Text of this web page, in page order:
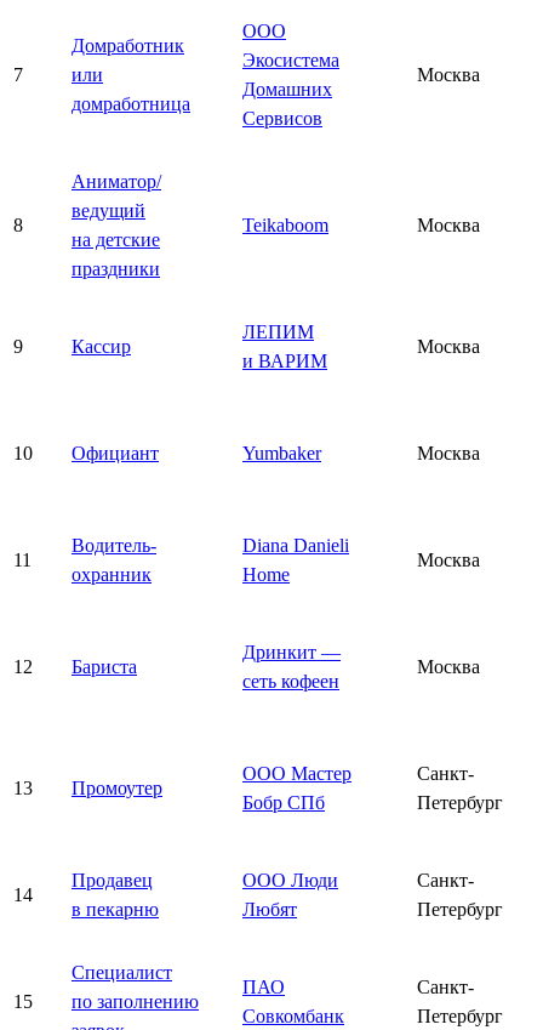
7
Домработник
или
домработница
ООО
Экосистема
Домашних
Сервисов
Москва
8
Аниматор/
ведущий
на детские
праздники
Teikaboom Москва
9 Кассир
ЛЕПИМ
и ВАРИМ
Москва
10 Официант Yumbaker Москва
11
Водитель-
охранник
Diana Danieli
Home
Москва
12 Бариста
Дринкит —
сеть кофеен
Москва
13 Промоутер
ООО Мастер
Бобр СПб
Санкт-
Петербург
14
Продавец
в пекарню
ООО Люди
Любят
Санкт-
Петербург
15
Специалист
по заполнению
ПАО
Совкомбанк
Санкт-
Петербург